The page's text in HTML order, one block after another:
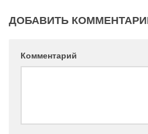
ДОБАВИТЬ
Комментарий